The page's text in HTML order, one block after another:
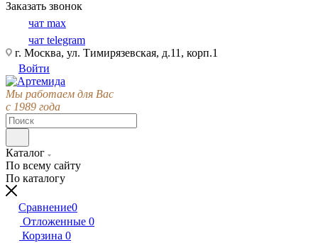
Заказать звонок
чат max
чат telegram
г. Москва, ул. Тимирязевская, д.11, корп.1
Войти
Мы работаем для Вас
с 1989 года
Каталог
По всему сайту
По каталогу
Сравнение0
Отложенные 0
Корзина 0